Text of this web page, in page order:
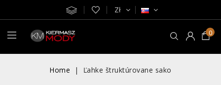
Zł
0
Home Ľahke štruktúrovane sako